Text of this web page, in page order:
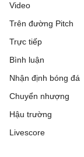
Video
Trên đường Pitch
Trực tiếp
Bình luận
Nhận định bóng đá
Chuyển nhượng
Hậu trường
Livescore